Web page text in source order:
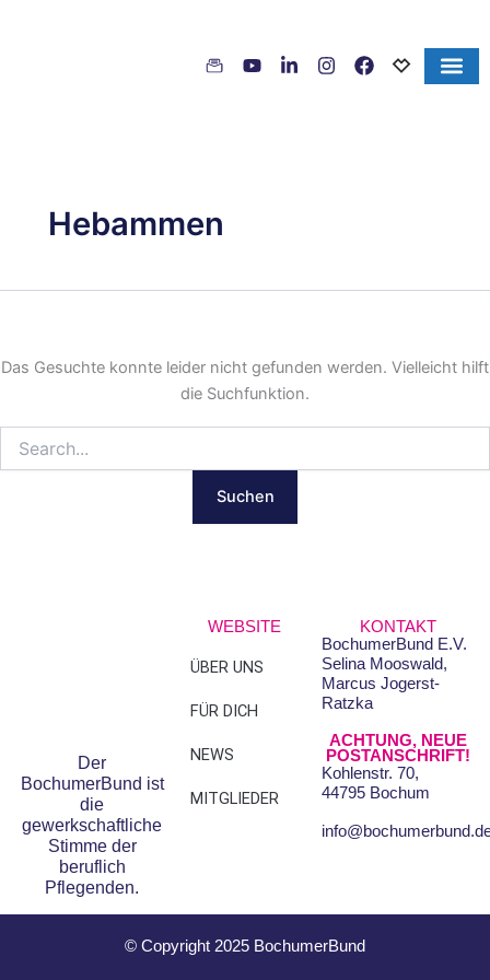
Hebammen
Das Gesuchte konnte leider nicht gefunden werden. Vielleicht hilft
die Suchfunktion.
Der
BochumerBund ist
die
gewerkschaftliche
Stimme der
beruflich
Pflegenden.
WEBSITE
ÜBER UNS
FÜR DICH
NEWS
MITGLIEDER
FAQS
DATENSCHUTZ
IMPRESSUM
KONTAKT
BochumerBund E.V.
Selina Mooswald,
Marcus Jogerst-
Ratzka
ACHTUNG, NEUE
POSTANSCHRIFT!
Kohlenstr. 70,
44795 Bochum
© Copyright 2025 BochumerBund